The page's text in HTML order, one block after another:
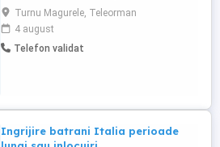
Mai multe detalii la telefon.
Turnu Magurele, Teleorman
4 august
Telefon validat
Ingrijire batrani Italia perioade